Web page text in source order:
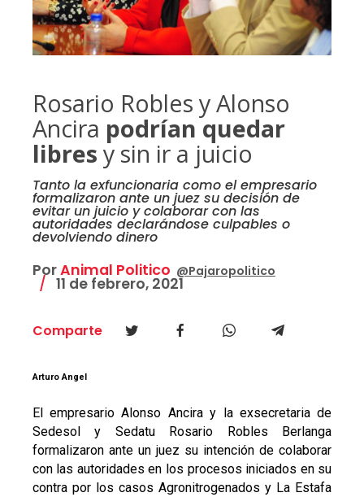
Rosario Robles y Alonso
Ancira podrían quedar
libres y sin ir a juicio
Tanto la exfuncionaria como el empresario
formalizaron ante un juez su decisión de
evitar un juicio y colaborar con las
autoridades declarándose culpables o
devolviendo dinero
PorAnimal Politico @Pajaropolitico
11 de febrero, 2021
Comparte
Arturo Angel
El empresario Alonso Ancira y la exsecretaria de
Sedesol y Sedatu Rosario Robles Berlanga
formalizaron ante un juez su intención de colaborar
con las autoridades en los procesos iniciados en su
contra por los casos Agronitrogenados y La Estafa